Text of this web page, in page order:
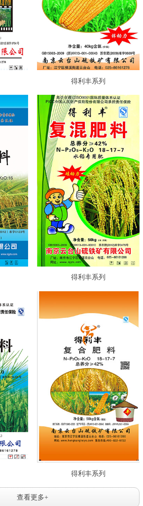
得利丰系列
得利丰系列
得利丰系列
查看更多+